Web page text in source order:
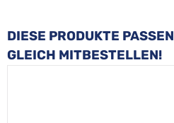
Produktgalerie überspringen
DIESE PRODUKTE
GLEICH MITBESTELLEN!